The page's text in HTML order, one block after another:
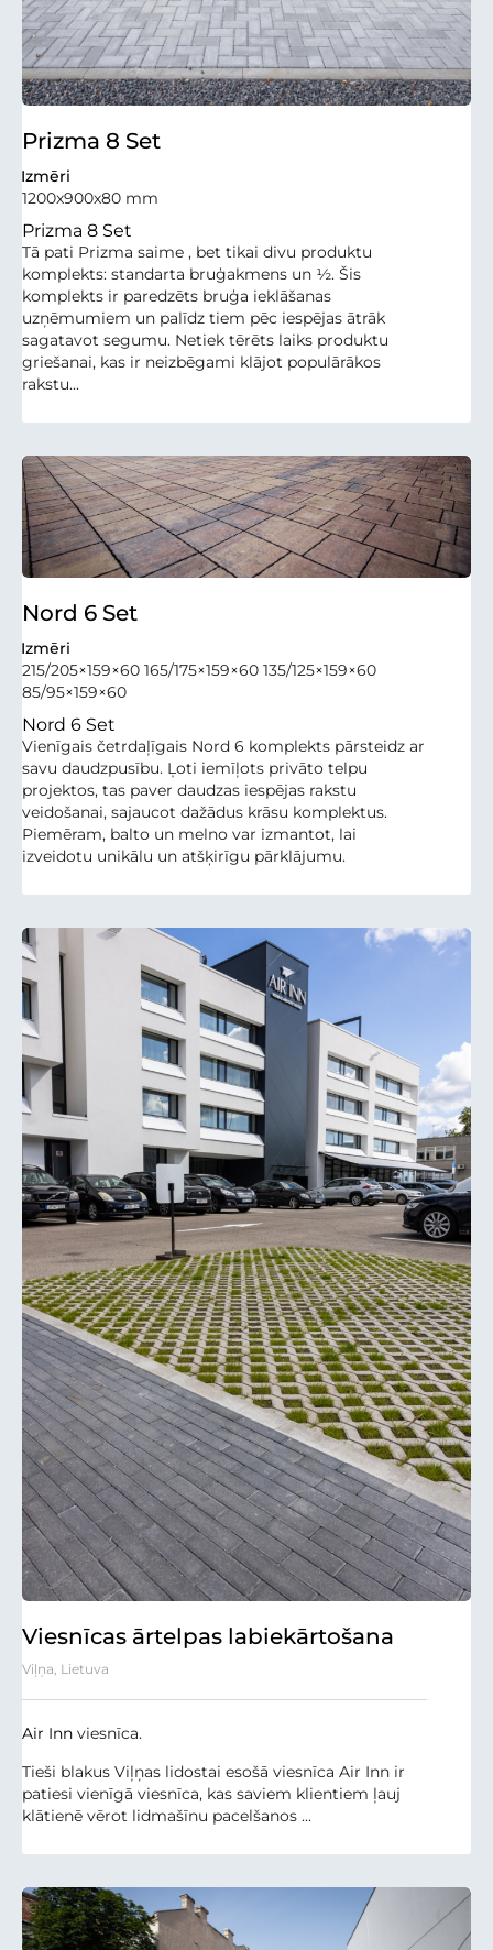
Prizma 8 Set
Izmēri
1200x900x80 mm
Prizma 8 Set
Tā pati Prizma saime , bet tikai divu produktu
komplekts: standarta bruģakmens un ½. Šis
komplekts ir paredzēts bruģa ieklāšanas
uzņēmumiem un palīdz tiem pēc iespējas ātrāk
sagatavot segumu. Netiek tērēts laiks produktu
griešanai, kas ir neizbēgami klājot populārākos
rakstu...
Nord 6 Set
Izmēri
215/205×159×60 165/175×159×60 135/125×159×60
85/95×159×60
Nord 6 Set
Vienīgais četrdaļīgais Nord 6 komplekts pārsteidz ar
savu daudzpusību. Ļoti iemīļots privāto telpu
projektos, tas paver daudzas iespējas rakstu
veidošanai, sajaucot dažādus krāsu komplektus.
Piemēram, balto un melno var izmantot, lai
izveidotu unikālu un atšķirīgu pārklājumu.
Viesnīcas ārtelpas labiekārtošana
Viļņa, Lietuva
Air Inn viesnīca.
Tieši blakus Viļņas lidostai esošā viesnīca Air Inn ir
patiesi vienīgā viesnīca, kas saviem klientiem ļauj
klātienē vērot lidmašīnu pacelšanos ...